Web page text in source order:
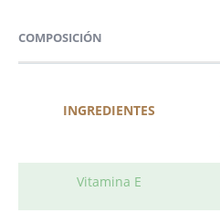
COMPOSICIÓN
INGREDIENTES
Vitamina E